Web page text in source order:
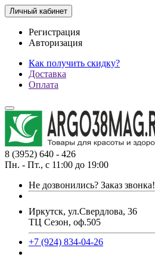
Личный кабинет
Регистрация
Авторизация
Как получить скидку?
Доставка
Оплата
8 (3952) 640 - 426
Пн. - Пт., с 11:00 до 19:00
Не дозвонились? Заказ звонка!
Иркутск, ул.Свердлова, 36
ТЦ Сезон, оф.505
+7 (924) 834-04-26